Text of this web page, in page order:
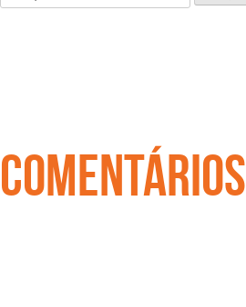
por:
COMENTÁRIOS